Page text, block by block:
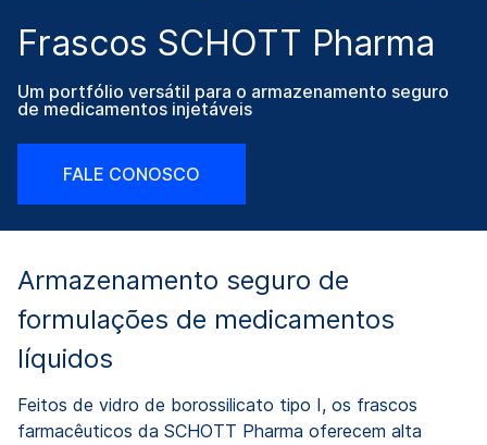
Frascos SCHOTT Pharma
Um portfólio versátil para o armazenamento seguro
de medicamentos injetáveis
FALE CONOSCO
Armazenamento seguro de
formulações de medicamentos
líquidos
Feitos de vidro de borossilicato tipo I, os frascos
farmacêuticos da SCHOTT Pharma oferecem alta